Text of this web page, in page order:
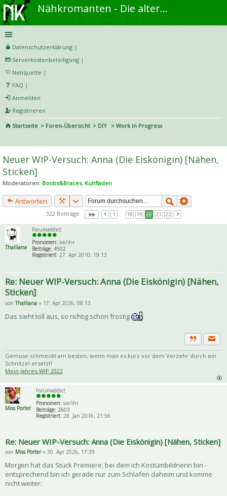
Nähkromanten - Die alternative Näh- und DIY-Community
Datenschutzerklärung |
Serverkostenbeteiligung |
Netiquette |
FAQ |
Anmelden
Registrieren
Startseite
Foren-Übersicht DIY
Work in Progress
he
Neuer WIP-Versuch: Anna (Die Eiskönigin) [Nähen,
Sticken]
Moderatoren: Boobs&Braces, Kuhfladen
Antworten
322 Beiträge 1 18 19 20 21 22
Thalliana
Forumaddict
Pronomen: sie/ihr
Beiträge: 4502
Registriert: 27. Apr 2010, 19:13
Re: Neuer WIP-Versuch: Anna (Die Eiskönigin) [Nähen,
Sticken]
von Thalliana » 17. Apr 2026, 08:13
Das sieht toll aus, so richtig schön frostig
Zitat
Gemüse schmeckt am besten, wenn man es kurz vor dem Verzehr durch ein
Schnitzel ersetzt!
Mein Jahres-WIP 2022
Miss Porter
Forumaddict
Pronomen: sie/ihr
Beiträge: 2603
Registriert: 28. Jan 2016, 21:56
Re: Neuer WIP-Versuch: Anna (Die Eiskönigin) [Nähen, Sticken]
von Miss Porter» 30. Apr 2026, 17:39
Morgen hat das Stück Premiere, bei dem ich Kostümbildnerin bin -
entsprechend bin ich gerade nur zum Schlafen daheim und komme
nicht weiter.